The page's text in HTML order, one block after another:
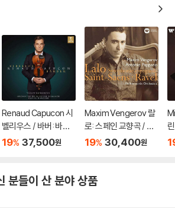
o No.1)
Renaud Capucon 시
벨리우스 / 바버: 바이
올린 협주곡 (Sibelius
d]
19% 37,500원
Maxim Vengerov 랄
로: 스페인 교향곡 / 생
상스: 바이올린 협주곡
1 / Saint-Sans: Violin
19% 30,400원
분들이 산 분야 상품